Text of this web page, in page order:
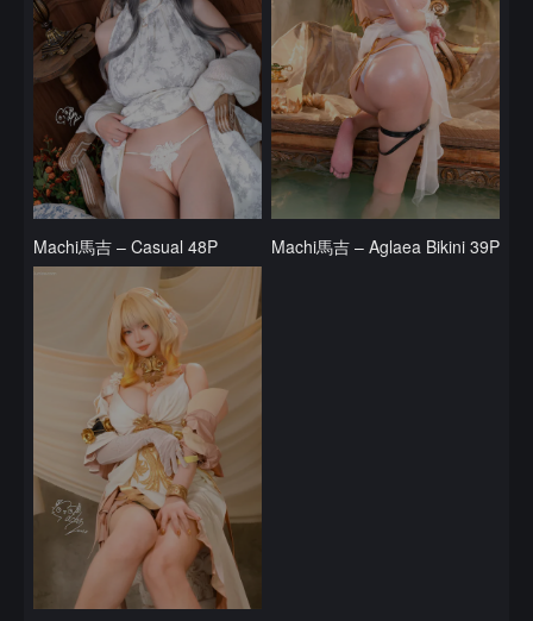
Machi馬吉 – Casual 48P Machi馬吉 – Aglaea Bikini 39P